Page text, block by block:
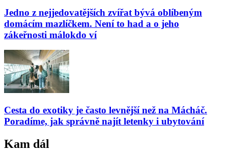
Jedno z nejjedovatějších zvířat bývá oblíbeným
domácím mazlíčkem. Není to had a o jeho
zákeřnosti málokdo ví
Cesta do exotiky je často levnější než na Mácháč.
Poradíme, jak správně najít letenky i ubytování
Kam dál